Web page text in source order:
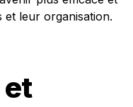
leur organisation.